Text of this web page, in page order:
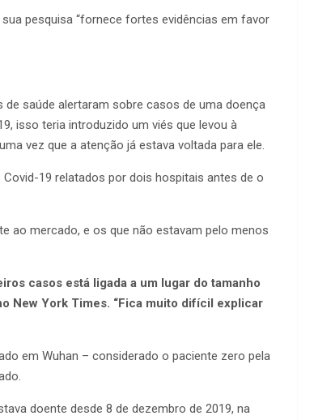
pesquisa “fornece fortes evidências em favor
saúde alertaram sobre casos de uma doença
isso teria introduzido um viés que levou à
vez que a atenção já estava voltada para ele.
19 relatados por dois hospitais antes de o
ao mercado, e os que não estavam pelo menos
casos está ligada a um lugar do tamanho
New York Times. “Fica muito difícil explicar
em Wuhan – considerado o paciente zero pela
doente desde 8 de dezembro de 2019, na